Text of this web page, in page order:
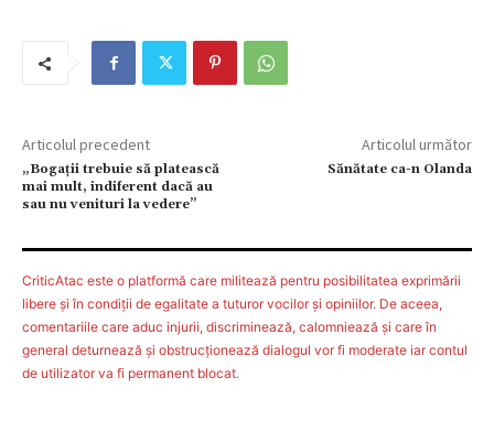
Articolul precedent
„Bogații trebuie să platească
mai mult, indiferent dacă au
sau nu venituri la vedere”
Articolul următor
Sănătate ca-n Olanda
CriticAtac este o platformă care militează pentru posibilitatea exprimării
libere şi în condiţii de egalitate a tuturor vocilor şi opiniilor. De aceea,
comentariile care aduc injurii, discriminează, calomniează şi care în
general deturnează şi obstrucţionează dialogul vor fi moderate iar contul
de utilizator va fi permanent blocat.